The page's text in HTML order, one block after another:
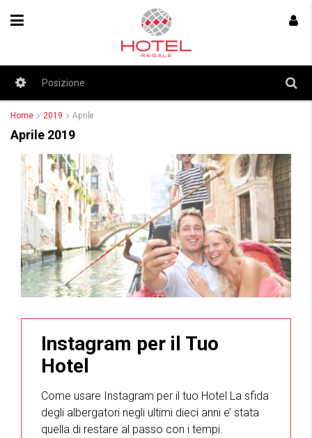
Home 2019 Aprile
Aprile 2019
Instagram per il Tuo
Hotel
Come usare Instagram per il tuo Hotel La sfida
degli albergatori negli ultimi dieci anni e’ stata
quella di restare al passo con i tempi.